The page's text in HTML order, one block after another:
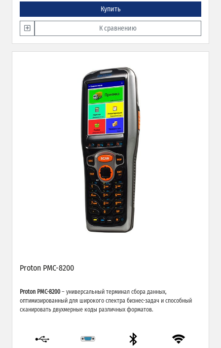
Купить
К сравнению
Proton PMC-8200
Proton PMC-8200 – универсальный терминал сбора данных,
оптимизированный для широкого спектра бизнес-задач и способный
сканировать двухмерные коды различных форматов.